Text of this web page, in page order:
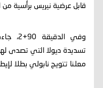
قابل عرضية نيريس برأسية من
وفي
تسديدة ديولا التي تصدى
معلنا تتويج نابولي بطلا